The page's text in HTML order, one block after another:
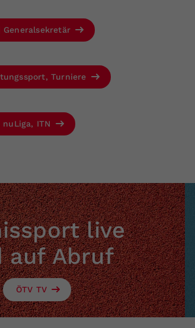
Generalsekretär
Turniere
ITN
live
auf Abruf
ÖTV TV